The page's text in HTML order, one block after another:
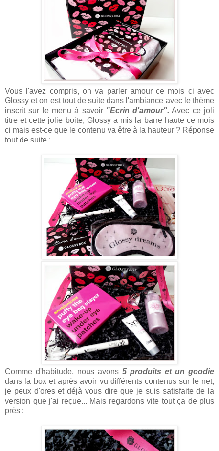
Vous l'avez compris, on va parler amour ce mois ci avec
Glossy et on est tout de suite dans l'ambiance avec le thème
inscrit sur le menu à savoir "Ecrin d'amour". Avec ce joli
titre et cette jolie boite, Glossy a mis la barre haute ce mois
ci mais est-ce que le contenu va être à la hauteur ? Réponse
tout de suite :
Comme d'habitude, nous avons 5 produits et un goodie
dans la box et après avoir vu différents contenus sur le net,
je peux d'ores et déjà vous dire que je suis satisfaite de la
version que j'ai reçue... Mais regardons vite tout ça de plus
près :